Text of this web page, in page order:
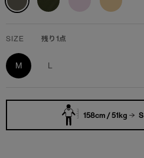
SIZE 残り1点
M L
158cm / 51kg S